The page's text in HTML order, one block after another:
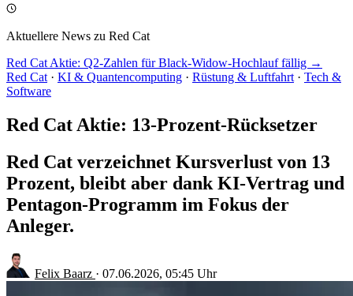
Aktuellere News zu Red Cat
Red Cat Aktie: Q2-Zahlen für Black-Widow-Hochlauf fällig →
Red Cat · KI & Quantencomputing · Rüstung & Luftfahrt · Tech &
Software
Red Cat Aktie: 13-Prozent-Rücksetzer
Red Cat verzeichnet Kursverlust von 13
Prozent, bleibt aber dank KI-Vertrag und
Pentagon-Programm im Fokus der
Anleger.
Felix Baarz · 07.06.2026, 05:45 Uhr